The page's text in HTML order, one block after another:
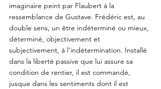
imaginaire peint par Flaubert à la
ressemblance de Gustave. Frédéric est, au
double sens, un être indéterminé ou mieux,
déterminé, objectivement et
subjectivement, à l'indétermination. Installé
dans la liberté passive que lui assure sa
condition de rentier, il est commandé,
jusque dans les sentiments dont il est